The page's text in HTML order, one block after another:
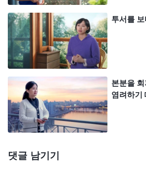
깨달았습니다. 저는 저주받아 마땅
으로 하나님께서 제게 기회를 예비
습니다. 언젠가 다시 잡히게 된다
통받더라도, 심지어 경찰에게 고문
더라도 절대 형제자매를 팔아먹는
고 다짐했습니다. 그 후로 저는 저
를 저지른 사람은 하나님 집에서
하나님께서 구원해 주시지 않을 거
다. 그런 생각을 가진 뒤로는 진리
투서를
본분을
염려하기
댓글 남기기